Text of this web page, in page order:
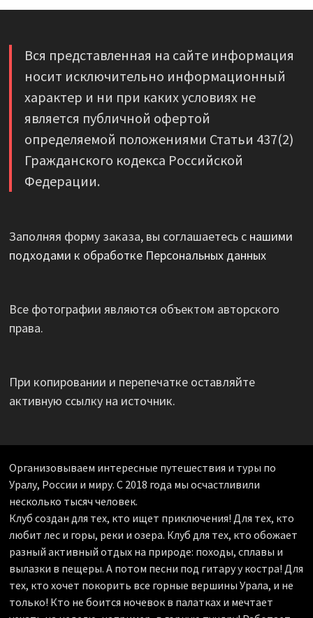
Вся представленная на сайте информация
носит исключительно информационный
характер и ни при каких условиях не
является публичной офертой
определяемой положениями Статьи 437(2)
Гражданского кодекса Российской
Федерации.
Заполняя форму заказа, вы соглашаетесь с нашими
подходами к обработке Персональных данных
Все фотографии являются объектом авторского
права.
При копировании и перепечатке оставляйте
активную ссылку на источник.
Организовываем интересные путешествия и туры по
Уралу, России и миру. С 2018 года мы осчастливили
несколько тысяч человек.
Клуб создан для тех, кто ищет приключения! Для тех, кто
любит лес и горы, реки и озера. Клуб для тех, кто обожает
разный активный отдых на природе: походы, сплавы и
вылазки в пещеры. А потом песни под гитару у костра! Для
тех, кто хочет покорить все горные вершины Урала, и не
только! Кто не боится ночевок в палатках и мечтает